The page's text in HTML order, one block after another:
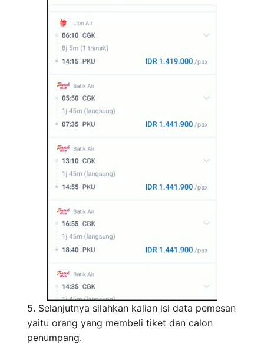
5. Selanjutnya silahkan kalian isi data pemesan
yaitu orang yang membeli tiket dan calon
penumpang.